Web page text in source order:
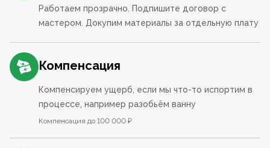
Работаем прозрачно. Подпишите договор с
мастером. Докупим материалы за отдельную плату
Компенсация
Компенсируем ущерб, если мы что-то испортим в
процессе, например разобьём ванну
Компенсация до 100 000 ₽